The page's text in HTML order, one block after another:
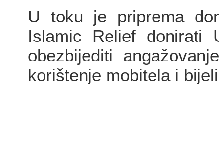
U toku je priprema
Islamic Relief donirati
obezbijediti
korištenje mobitela i